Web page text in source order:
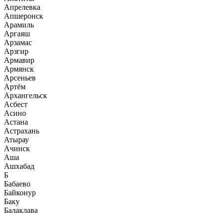
Апрелевка
Апшеронск
Арамиль
Аргаяш
Арзамас
Арзгир
Армавир
Армянск
Арсеньев
Артём
Архангельск
Асбест
Асино
Астана
Астрахань
Атырау
Ачинск
Аша
Ашхабад
Б
Бабаево
Байконур
Баку
Балаклава